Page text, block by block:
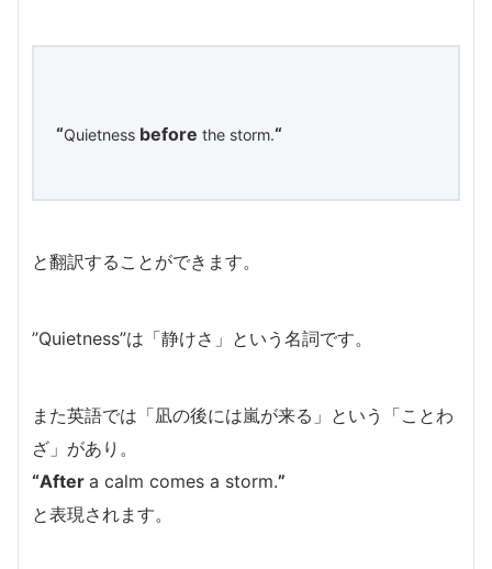
“Quietness before the storm.“
と翻訳することができます。
”Quietness”は「静けさ」という名詞です。
また英語では「凪の後には嵐が来る」という「ことわ
ざ」があり。
“After a calm comes a storm.”
と表現されます。